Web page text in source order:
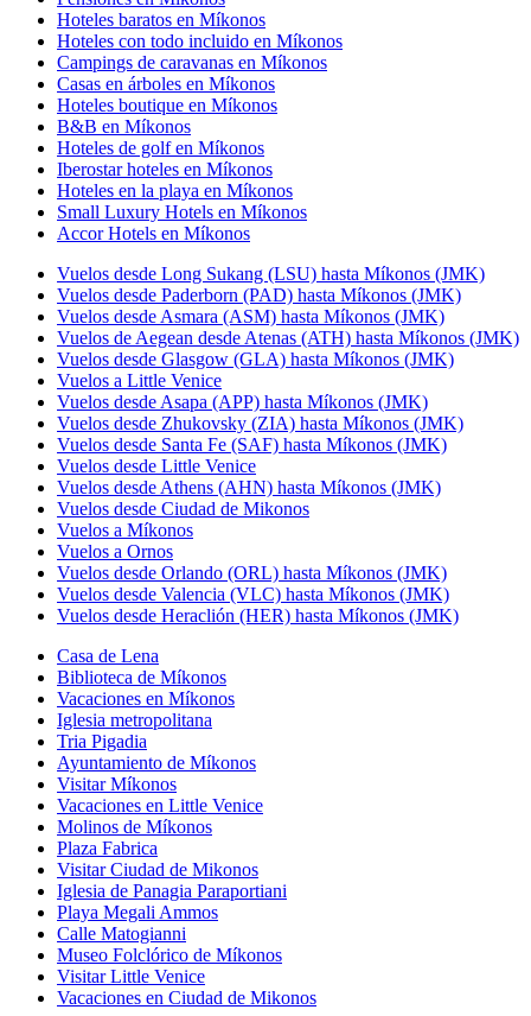
Hoteles baratos en Míkonos
Hoteles con todo incluido en Míkonos
Campings de caravanas en Míkonos
Casas en árboles en Míkonos
Hoteles boutique en Míkonos
B&B en Míkonos
Hoteles de golf en Míkonos
Iberostar hoteles en Míkonos
Hoteles en la playa en Míkonos
Small Luxury Hotels en Míkonos
Accor Hotels en Míkonos
Vuelos desde Long Sukang (LSU) hasta Míkonos (JMK)
Vuelos desde Paderborn (PAD) hasta Míkonos (JMK)
Vuelos desde Asmara (ASM) hasta Míkonos (JMK)
Vuelos de Aegean desde Atenas (ATH) hasta Míkonos (JMK)
Vuelos desde Glasgow (GLA) hasta Míkonos (JMK)
Vuelos a Little Venice
Vuelos desde Asapa (APP) hasta Míkonos (JMK)
Vuelos desde Zhukovsky (ZIA) hasta Míkonos (JMK)
Vuelos desde Santa Fe (SAF) hasta Míkonos (JMK)
Vuelos desde Little Venice
Vuelos desde Athens (AHN) hasta Míkonos (JMK)
Vuelos desde Ciudad de Mikonos
Vuelos a Míkonos
Vuelos a Ornos
Vuelos desde Orlando (ORL) hasta Míkonos (JMK)
Vuelos desde Valencia (VLC) hasta Míkonos (JMK)
Vuelos desde Heraclión (HER) hasta Míkonos (JMK)
Casa de Lena
Biblioteca de Míkonos
Vacaciones en Míkonos
Iglesia metropolitana
Tria Pigadia
Ayuntamiento de Míkonos
Visitar Míkonos
Vacaciones en Little Venice
Molinos de Míkonos
Plaza Fabrica
Visitar Ciudad de Mikonos
Iglesia de Panagia Paraportiani
Playa Megali Ammos
Calle Matogianni
Museo Folclórico de Míkonos
Visitar Little Venice
Vacaciones en Ciudad de Mikonos